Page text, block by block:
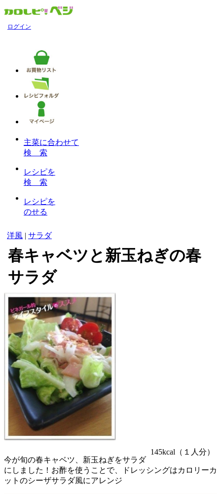
ログイン
主菜に合わせて
検 索
レシピを
検 索
レシピを
のせる
洋風 | サラダ
春キャベツと新玉ねぎの春
サラダ
145kcal （１人分）
今が旬の春キャベツ、新玉ねぎをサラダ
にしました！お酢を使うことで、ドレッシングはカロリーカ
ットのシーザサラダ風にアレンジ